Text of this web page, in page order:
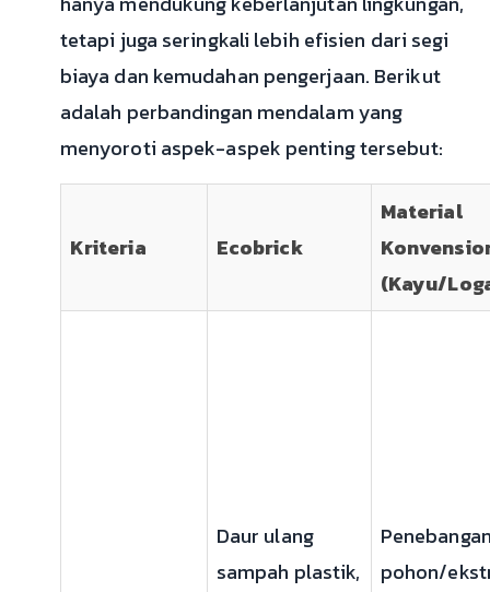
tetapi juga seringkali lebih efisien dari segi
biaya dan kemudahan pengerjaan. Berikut
adalah perbandingan mendalam yang
menyoroti aspek-aspek penting tersebut:
Kriteria Ecobrick
Material
(Kayu/
Daur ulang
sampah plastik,
pohon/